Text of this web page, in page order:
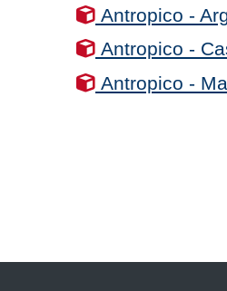
Antropico -
Antropico -
Antropico -